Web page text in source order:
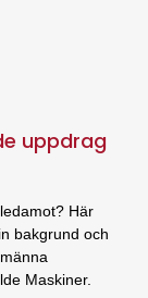
uppdrag
Här
bakgrund och
Maskiner.